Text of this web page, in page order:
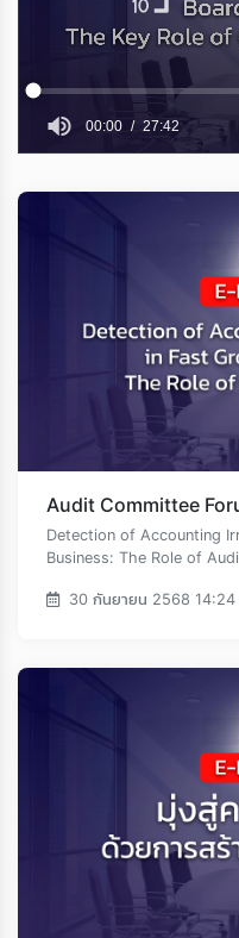
00:00 27:42
Audit Committee
Detection of Accounting
Business: The Role of
30 กันยายน 2568 14:24